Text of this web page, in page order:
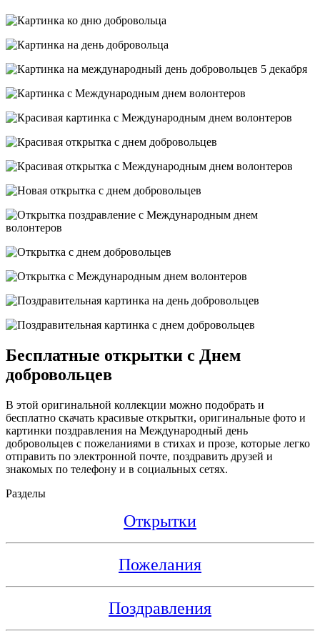
Бесплатные открытки с Днем
добровольцев
В этой оригинальной коллекции можно подобрать и
бесплатно скачать красивые открытки, оригинальные фото и
картинки поздравления на Международный день
добровольцев с пожеланиями в стихах и прозе, которые легко
отправить по электронной почте, поздравить друзей и
знакомых по телефону и в социальных сетях.
Разделы
Открытки
Пожелания
Поздравления